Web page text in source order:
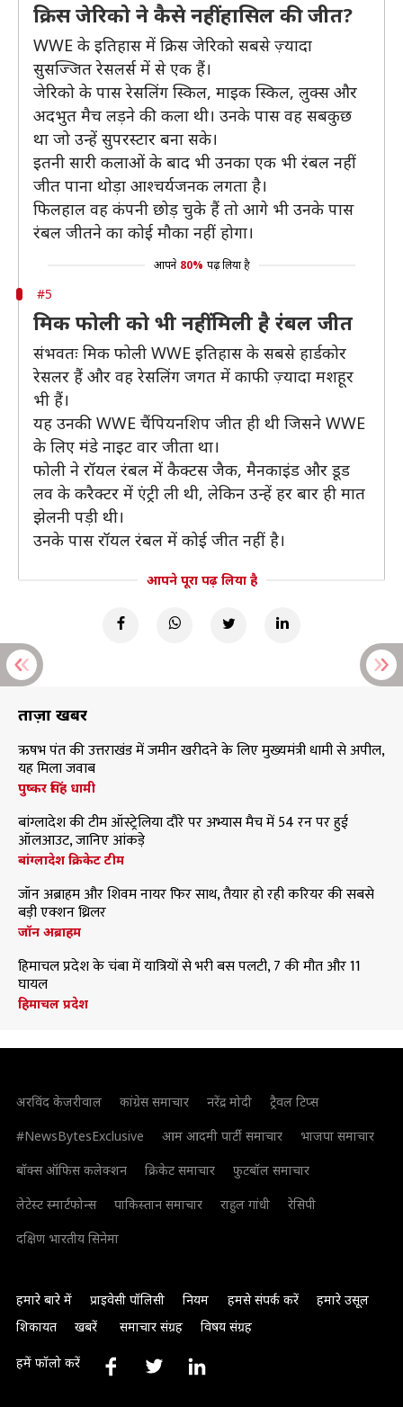
क्रिस जेरिको ने कैसे नहीं हासिल की जीत?
WWE के इतिहास में क्रिस जेरिको सबसे ज़्यादा
सुसज्जित रेसलर्स में से एक हैं।
जेरिको के पास रेसलिंग स्किल, माइक स्किल, लुक्स और
अदभुत मैच लड़ने की कला थी। उनके पास वह सबकुछ
था जो उन्हें सुपरस्टार बना सके।
इतनी सारी कलाओं के बाद भी उनका एक भी रंबल नहीं
जीत पाना थोड़ा आश्चर्यजनक लगता है।
फिलहाल वह कंपनी छोड़ चुके हैं तो आगे भी उनके पास
रंबल जीतने का कोई मौका नहीं होगा।
आपने 80% पढ़ लिया है
#5
मिक फोली को भी नहीं मिली है रंबल जीत
संभवतः मिक फोली WWE इतिहास के सबसे हार्डकोर
रेसलर हैं और वह रेसलिंग जगत में काफी ज़्यादा मशहूर
भी हैं।
यह उनकी WWE चैंपियनशिप जीत ही थी जिसने WWE
के लिए मंडे नाइट वार जीता था।
फोली ने रॉयल रंबल में कैक्टस जैक, मैनकाइंड और डूड
लव के करैक्टर में एंट्री ली थी, लेकिन उन्हें हर बार ही मात
झेलनी पड़ी थी।
उनके पास रॉयल रंबल में कोई जीत नहीं है।
आपने पूरा पढ़ लिया है
ताज़ा खबरें
ऋषभ पंत की उत्तराखंड में जमीन खरीदने के लिए मुख्यमंत्री धामी से अपील,
यह मिला जवाब
पुष्कर सिंह धामी
बांग्लादेश की टीम ऑस्ट्रेलिया दौरे पर अभ्यास मैच में 54 रन पर हुई
ऑलआउट, जानिए आंकड़े
बांग्लादेश क्रिकेट टीम
जॉन अब्राहम और शिवम नायर फिर साथ, तैयार हो रही करियर की सबसे
बड़ी एक्शन थ्रिलर
जॉन अब्राहम
हिमाचल प्रदेश के चंबा में यात्रियों से भरी बस पलटी, 7 की मौत और 11
घायल
हिमाचल प्रदेश
अरविंद केजरीवाल कांग्रेस समाचार नरेंद्र मोदी
ट्रैवल टिप्स
#NewsBytesExclusive
आम आदमी पार्टी समाचार
भाजपा समाचार
बॉक्स ऑफिस कलेक्शन
क्रिकेट समाचार
फुटबॉल समाचार
लेटेस्ट स्मार्टफोन्स
पाकिस्तान समाचार राहुल गांधी
रेसिपी
दक्षिण भारतीय सिनेमा
हमारे बारे में प्राइवेसी पॉलिसी नियम हमसे संपर्क करें
हमारे उसूल
शिकायत
खबरें समाचार संग्रह विषय संग्रह
हमें फॉलो करें